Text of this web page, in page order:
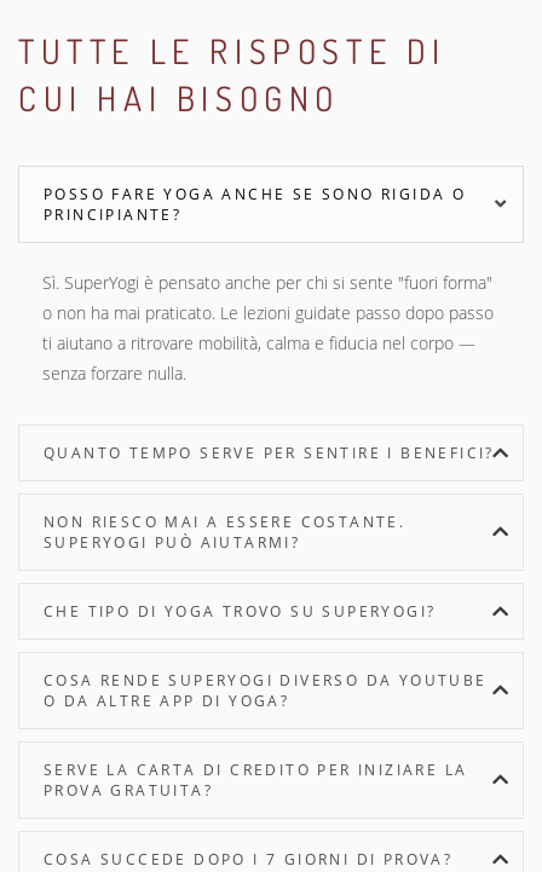
TUTTE LE RISPOSTE DI
CUI HAI BISOGNO
POSSO FARE YOGA ANCHE SE SONO RIGIDA O
PRINCIPIANTE?
Sì. SuperYogi è pensato anche per chi si sente "fuori forma"
o non ha mai praticato. Le lezioni guidate passo dopo passo
ti aiutano a ritrovare mobilità, calma e fiducia nel corpo —
senza forzare nulla.
QUANTO TEMPO SERVE PER SENTIRE I BENEFICI?
NON RIESCO MAI A ESSERE COSTANTE.
SUPERYOGI PUÒ AIUTARMI?
CHE TIPO DI YOGA TROVO SU SUPERYOGI?
COSA RENDE SUPERYOGI DIVERSO DA YOUTUBE
O DA ALTRE APP DI YOGA?
SERVE LA CARTA DI CREDITO PER INIZIARE LA
PROVA GRATUITA?
COSA SUCCEDE DOPO I 7 GIORNI DI PROVA?